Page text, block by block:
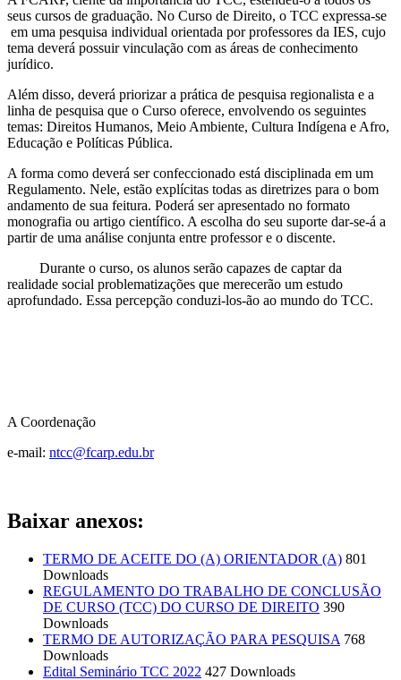
seus cursos de graduação. No Curso de Direito, o TCC expressa-se
em uma pesquisa individual orientada por professores da IES, cujo
tema deverá possuir vinculação com as áreas de conhecimento
jurídico.
Além disso, deverá priorizar a prática de pesquisa regionalista e a
linha de pesquisa que o Curso oferece, envolvendo os seguintes
temas: Direitos Humanos, Meio Ambiente, Cultura Indígena e Afro,
Educação e Políticas Pública.
A forma como deverá ser confeccionado está disciplinada em um
Regulamento. Nele, estão explícitas todas as diretrizes para o bom
andamento de sua feitura. Poderá ser apresentado no formato
monografia ou artigo científico. A escolha do seu suporte dar-se-á a
partir de uma análise conjunta entre professor e o discente.
Durante o curso, os alunos serão capazes de captar da
realidade social problematizações que merecerão um estudo
aprofundado. Essa percepção conduzi-los-ão ao mundo do TCC.
A Coordenação
e-mail: ntcc@fcarp.edu.br
Baixar anexos:
TERMO DE ACEITE DO (A) ORIENTADOR (A) 801
Downloads
REGULAMENTO DO TRABALHO DE CONCLUSÃO
DE CURSO (TCC) DO CURSO DE DIREITO 390
Downloads
TERMO DE AUTORIZAÇÃO PARA PESQUISA 768
Downloads
Edital Seminário TCC 2022 427 Downloads